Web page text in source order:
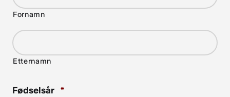
Fornamn
Etternamn
Fødselsår *Required